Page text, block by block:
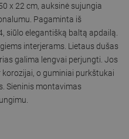
x 22 cm, auksinė sujungia
Pagaminta iš
siūlo elegantišką baltą apdailą.
interjerams. Lietaus dušas
galima lengvai perjungti. Jos
o guminiai purkštukai
Sieninis montavimas